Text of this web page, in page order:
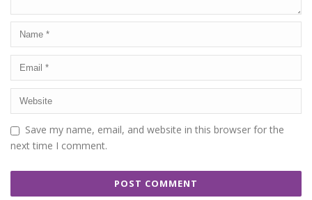
Save my name, email, and website in this browser for the
next time I comment.